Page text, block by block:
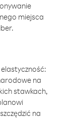
miejsca
na
stawkach,
na